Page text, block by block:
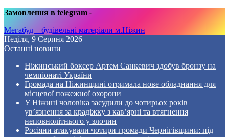
Замовлення в telegram -
Мегабуд – будівельні матеріали м.Ніжин
Неділя, 9 Серпня 2026
Останні новини
Ніжинський боксер Артем Санкевич здобув бронзу на
чемпіонаті України
Громада на Ніжинщині отримала нове обладнання для
місцевої пожежної охорони
У Ніжині чоловіка засудили до чотирьох років
ув’язнення за крадіжку з кав’ярні та втягнення
неповнолітнього у злочин
Росіяни атакували чотири громади Чернігівщини: під